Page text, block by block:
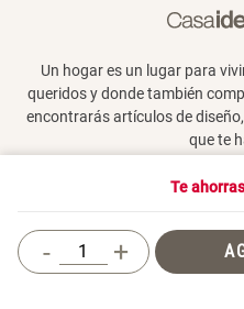
Te
+
-
Un hogar es un lugar para
queridos y donde también
encontrarás artículos de
que te
Términos y